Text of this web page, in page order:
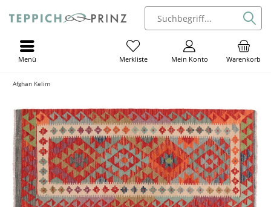
Warenkorb
Mein Konto
Merkliste
Menü
Afghan Kelim